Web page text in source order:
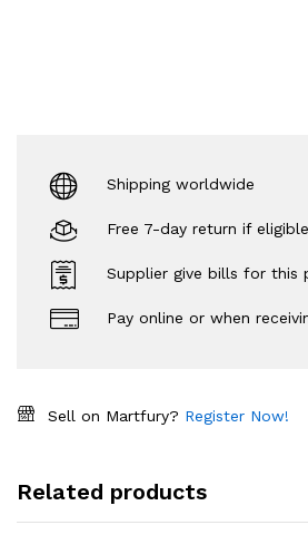
Shipping worldwide
Free 7-day return if
Supplier give bills for this
Pay online or when
Sell on Martfury? Register Now!
Related products